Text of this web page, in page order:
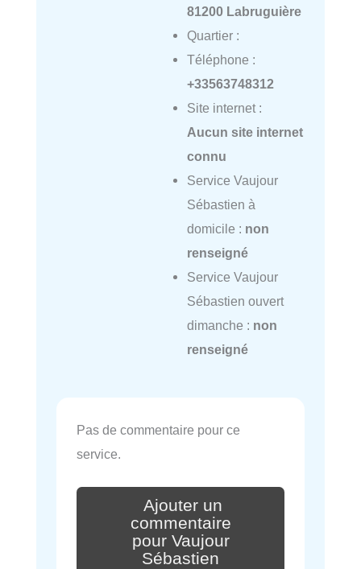
81200 Labruguière
Quartier :
Téléphone :
+33563748312
Site internet :
Aucun site internet
connu
Service Vaujour
Sébastien à
domicile : non
renseigné
Service Vaujour
Sébastien ouvert
dimanche : non
renseigné
Pas de commentaire pour ce
service.
Ajouter un
commentaire
pour Vaujour
Sébastien